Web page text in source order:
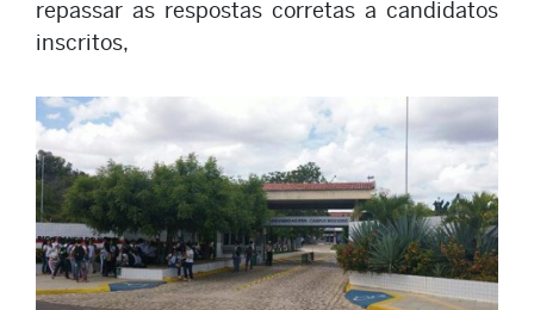
repassar as respostas corretas a candidatos
inscritos,